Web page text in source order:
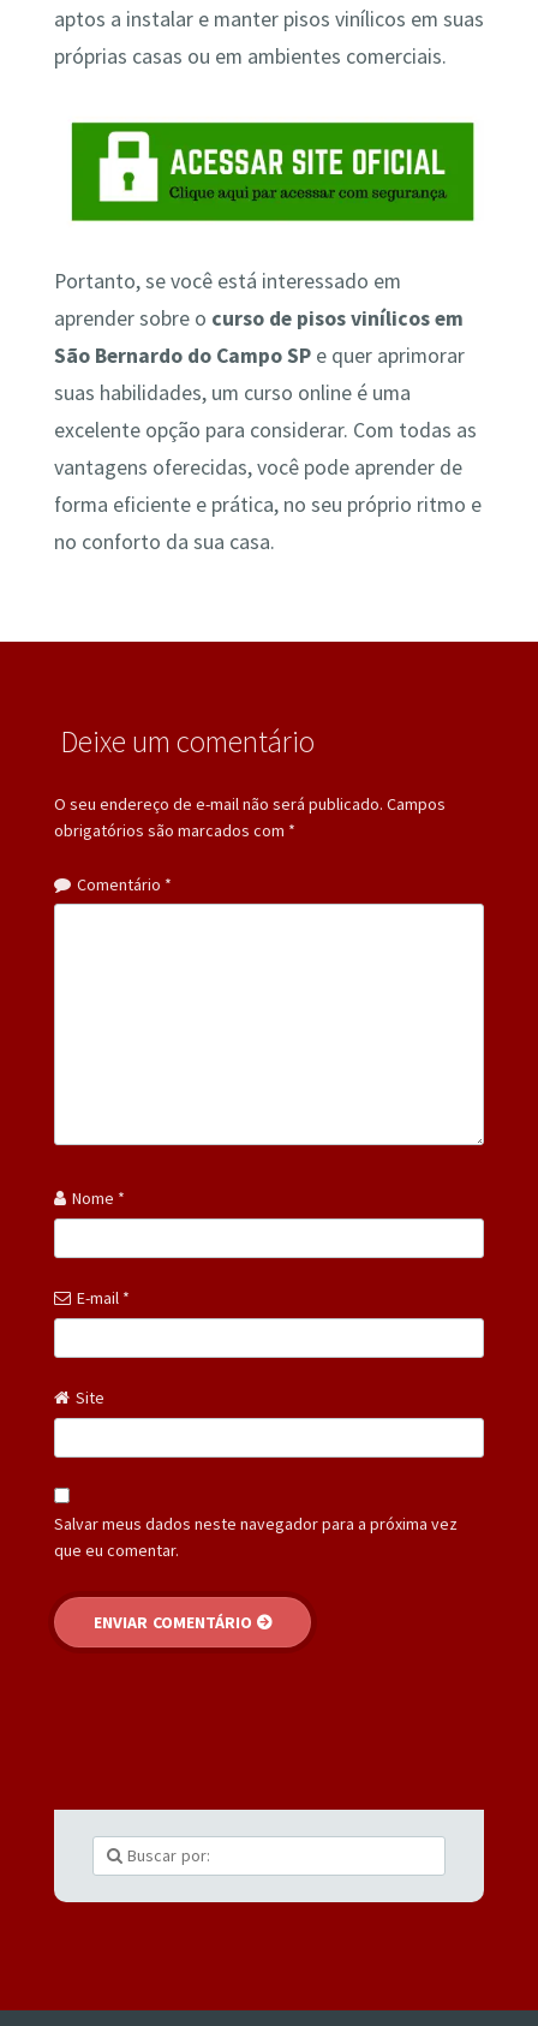
aptos a instalar e manter pisos vinílicos em suas
próprias casas ou em ambientes comerciais.
Portanto, se você está interessado em
aprender sobre o curso de pisos vinílicos em
São Bernardo do Campo SPe quer aprimorar
suas habilidades, um curso online é uma
excelente opção para considerar. Com todas as
vantagens oferecidas, você pode aprender de
forma eficiente e prática, no seu próprio ritmo e
no conforto da sua casa.
Deixe um comentário
O seu endereço de e-mail não será publicado. Campos
obrigatórios são marcados com *
Comentário *
Nome *
E-mail *
Site
Salvar meus dados neste navegador para a próxima vez
que eu comentar.